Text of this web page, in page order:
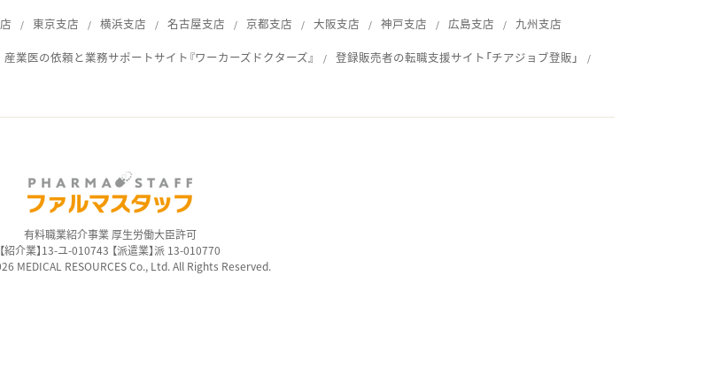
東京支店 横浜支店 名古屋支店 京都支店 大阪支店 神戸支店 広島支店 九州支店
産業医の依頼と業務サポートサイト『ワーカーズドクターズ』
登録販売者の転職支援サイト「チアジョブ登販」
有料職業紹介事業 厚生労働大臣許可
【紹介業】13-ユ-010743 【派遣業】派 13-010770
MEDICAL RESOURCES Co., Ltd. All Rights Reserved.